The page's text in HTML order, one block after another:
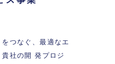
をつなぐ、最適なエ
社の開 発プロジ